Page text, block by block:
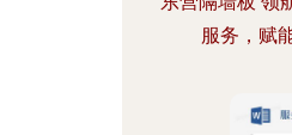
服务，赋